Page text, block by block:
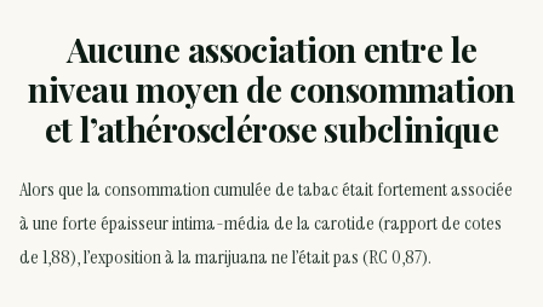
Aucune association entre le
niveau moyen de consommation
et l’athérosclérose subclinique
Alors que la consommation cumulée de tabac était fortement associée
à une forte épaisseur intima-média de la carotide (rapport de cotes
de 1,88), l’exposition à la marijuana ne l’était pas (RC 0,87).